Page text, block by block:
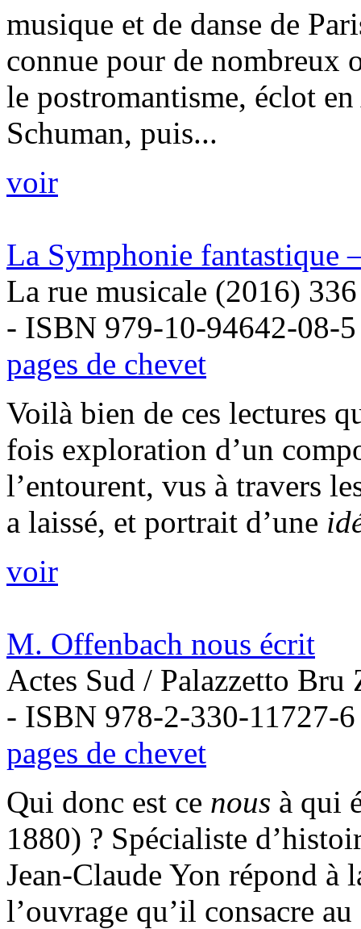
musique et de danse de
connue pour de nombreux
le postromantisme, éclot
Schuman, puis...
voir
La Symphonie fantastique
La rue musicale (2016) 336
- ISBN 979-10-94642-08-5
pages de chevet
Voilà bien de ces lectures
fois exploration d’un
l’entourent, vus à travers
a laissé, et portrait d’une
voir
M. Offenbach nous écrit
Actes Sud / Palazzetto Bru
- ISBN 978-2-330-11727-6
pages de chevet
Qui donc est ce nous à qui
1880) ? Spécialiste
Jean-Claude Yon répond à
l’ouvrage qu’il consacre